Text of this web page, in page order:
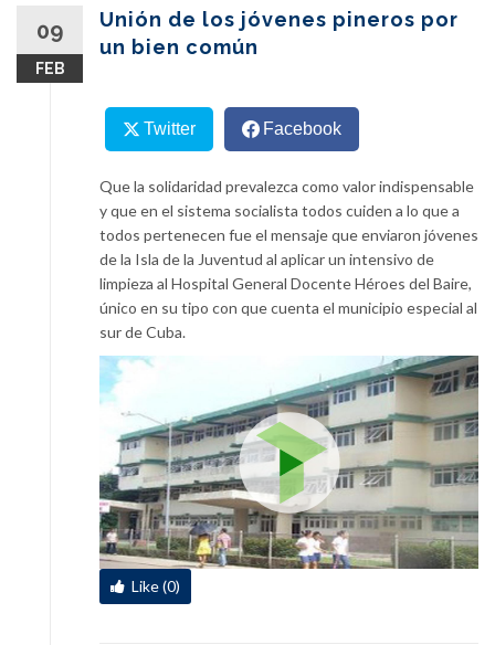
09
FEB
Unión de los jóvenes pineros por
un bien común
Twitter Facebook
Que la solidaridad prevalezca como valor indispensable
y que en el sistema socialista todos cuiden a lo que a
todos pertenecen fue el mensaje que enviaron jóvenes
de la Isla de la Juventud al aplicar un intensivo de
limpieza al Hospital General Docente Héroes del Baire,
único en su tipo con que cuenta el municipio especial al
sur de Cuba.
Like (0)